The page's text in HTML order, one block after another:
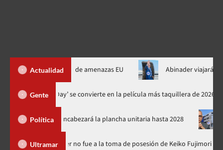
Actualidad
al fin de amenazas EU Abinader viajará a Colombia a
Gente
‘Spider-Man: Brand New Day’ se convierte en la película más
Política
y encabezará la plancha unitaria hasta 2028 Carlos
Ultramar Luis Abinader no fue a la toma de posesión de